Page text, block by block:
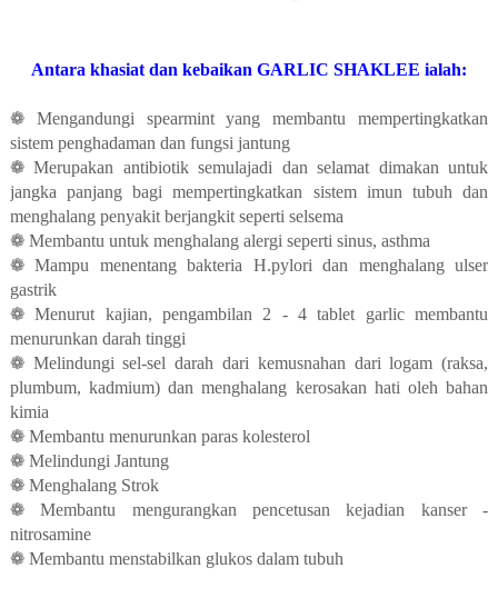
Antara khasiat dan kebaikan GARLIC SHAKLEE ialah:
❁ Mengandungi spearmint yang membantu mempertingkatkan
sistem penghadaman dan fungsi jantung
❁ Merupakan antibiotik semulajadi dan selamat dimakan untuk
jangka panjang bagi mempertingkatkan sistem imun tubuh dan
menghalang penyakit berjangkit seperti selsema
❁ Membantu untuk menghalang alergi seperti sinus, asthma
❁ Mampu menentang bakteria H.pylori dan menghalang ulser
gastrik
❁ Menurut kajian, pengambilan 2 - 4 tablet garlic membantu
menurunkan darah tinggi
❁ Melindungi sel-sel darah dari kemusnahan dari logam (raksa,
plumbum, kadmium) dan menghalang kerosakan hati oleh bahan
kimia
❁ Membantu menurunkan paras kolesterol
❁ Melindungi Jantung
❁ Menghalang Strok
❁ Membantu mengurangkan pencetusan kejadian kanser -
nitrosamine
❁ Membantu menstabilkan glukos dalam tubuh